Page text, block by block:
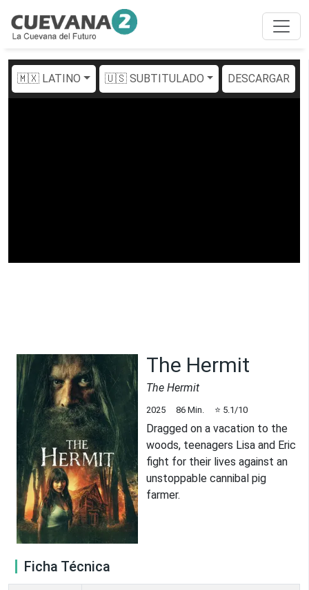
🇲🇽 LATINO 🇺🇸 SUBTITULADO DESCARGAR
The Hermit
The Hermit
2025 86 Min. ⭐ 5.1 /10
Dragged on a vacation to the
woods, teenagers Lisa and Eric
fight for their lives against an
unstoppable cannibal pig
farmer.
Ficha Técnica